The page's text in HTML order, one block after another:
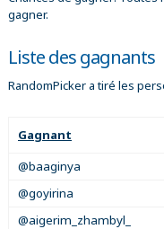
gagner.
Liste des gagnants
RandomPicker a tiré les
Gagnant
@baaginya
@goyirina
@aigerim_zhambyl_